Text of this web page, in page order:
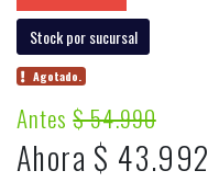
Stock por sucursal
Agotado.
Antes$ 54.990
Ahora $ 43.992